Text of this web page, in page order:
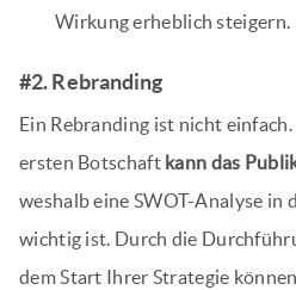
Wirkung erheblich steigern.
#2. Rebranding
Ein Rebranding ist nicht
ersten Botschaft kann das
weshalb eine SWOT-Analyse in
wichtig ist. Durch die
dem Start Ihrer Strategie